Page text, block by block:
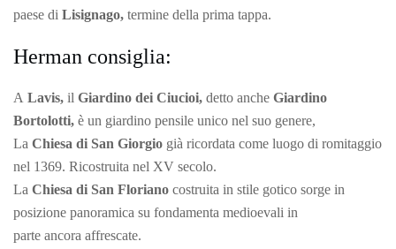
✕
paese di Lisignago, termine della prima tappa.
Herman consiglia:
A Lavis, il Giardino dei Ciucioi, detto anche Giardino
Bortolotti, è un giardino pensile unico nel suo genere,
La Chiesa di San Giorgio già ricordata come luogo di romitaggio
nel 1369. Ricostruita nel XV secolo.
La Chiesa di San Floriano costruita in stile gotico sorge in
posizione panoramica su fondamenta medioevali in
parte ancora affrescate.